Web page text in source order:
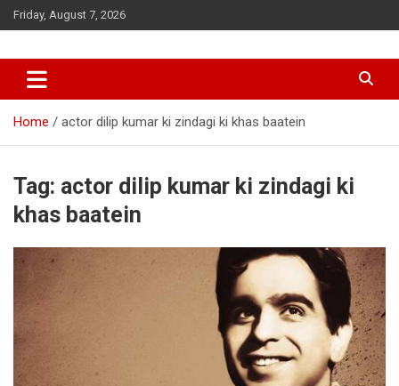
Skip
to
Friday, August 7, 2026
Home actor dilip kumar ki zindagi ki khas baatein
Tag: actor dilip kumar ki zindagi ki
khas baatein